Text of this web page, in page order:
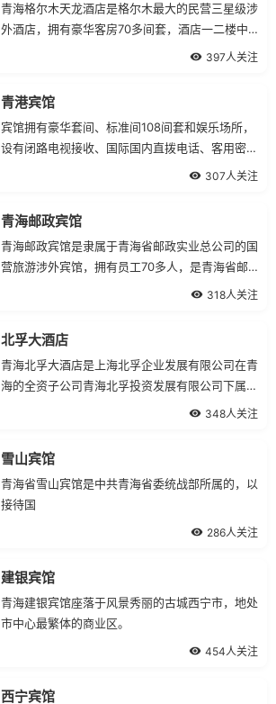
青海格尔木天龙酒店是格尔木最大的民营三星级涉
外酒店，拥有豪华客房70多间套，酒店一二楼中
式餐厅拥有20多间套豪华包房及餐饮大厅可供
397人关注
青港宾馆
宾馆拥有豪华套间、标准间108间套和娱乐场所，
设有闭路电视接收、国际国内直拨电话、客用密码
保险箱等，房间宽敞、舒适、安全，功能齐全便
307人关注
青海邮政宾馆
青海邮政宾馆是隶属于青海省邮政实业总公司的国
营旅游涉外宾馆，拥有员工70多人，是青海省邮
政枢纽的重要组成部分，位于西宁火车站广场东侧
318人关注
北孚大酒店
青海北孚大酒店是上海北孚企业发展有限公司在青
海的全资子公司青海北孚投资发展有限公司下属的
一家三星级涉外商务酒店，现委托上海市衡山集团
348人关注
雪山宾馆
青海省雪山宾馆是中共青海省委统战部所属的，以
接待国
286人关注
建银宾馆
青海建银宾馆座落于风景秀丽的古城西宁市，地处
市中心最繁体的商业区。
454人关注
西宁宾馆